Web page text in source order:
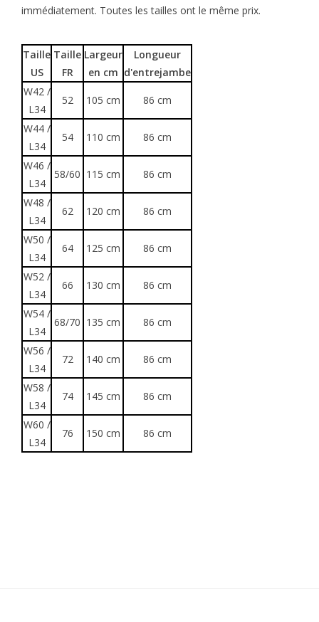
immédiatement. Toutes les tailles ont le même prix.
Taille
US
Taille
FR
Largeur
en cm
Longueur
d'entrejambe
W42 /
L34
52 105 cm 86 cm
W44 /
L34
54 110 cm 86 cm
W46 /
L34
58/60 115 cm 86 cm
W48 /
L34
62 120 cm 86 cm
W50 /
L34
64 125 cm 86 cm
W52 /
L34
66 130 cm 86 cm
W54 /
L34
68/70 135 cm 86 cm
W56 /
L34
72 140 cm 86 cm
W58 /
L34
74 145 cm 86 cm
W60 /
L34
76 150 cm 86 cm